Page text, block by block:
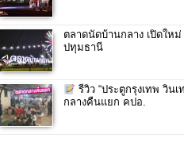
ตลาดนัดบ้านกลาง เปิดให
ปทุมธานี
รีวิว “ประตูกรุงเทพ วินเ
กลางคืนแยก คปอ.